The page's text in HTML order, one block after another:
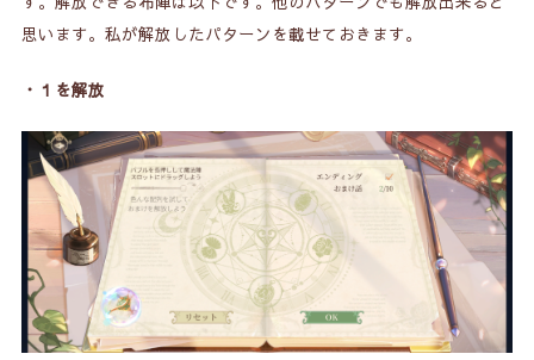
思います。私が解放したパターンを載せておきます。
・１を解放